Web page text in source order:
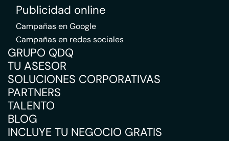
Publicidad online
Campañas en Google
Campañas en redes sociales
GRUPO QDQ
TU ASESOR
SOLUCIONES CORPORATIVAS
PARTNERS
TALENTO
BLOG
INCLUYE TU NEGOCIO GRATIS